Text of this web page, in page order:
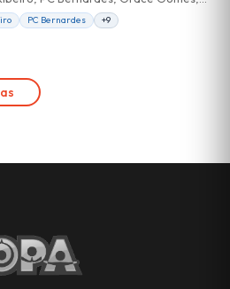
PC Bernardes +9